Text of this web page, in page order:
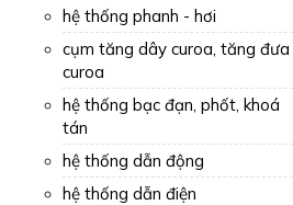
hệ thống phanh - hơi
cụm tăng dây curoa, tăng đưa
curoa
hệ thống bạc đạn, phốt, khoá
tán
hệ thống dẫn động
hệ thống dẫn điện